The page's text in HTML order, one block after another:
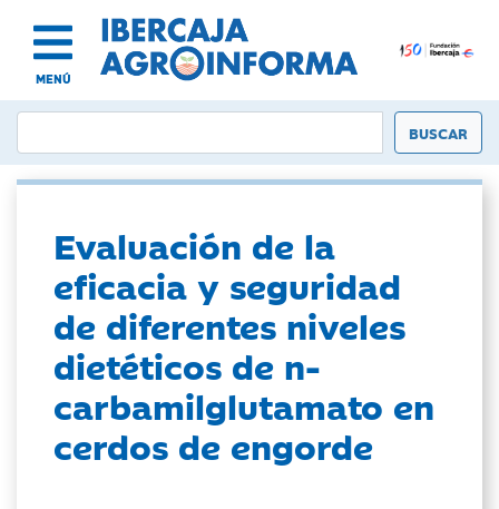
MENÚ
Evaluación de la
eficacia y seguridad
de diferentes niveles
dietéticos de n-
carbamilglutamato en
cerdos de engorde